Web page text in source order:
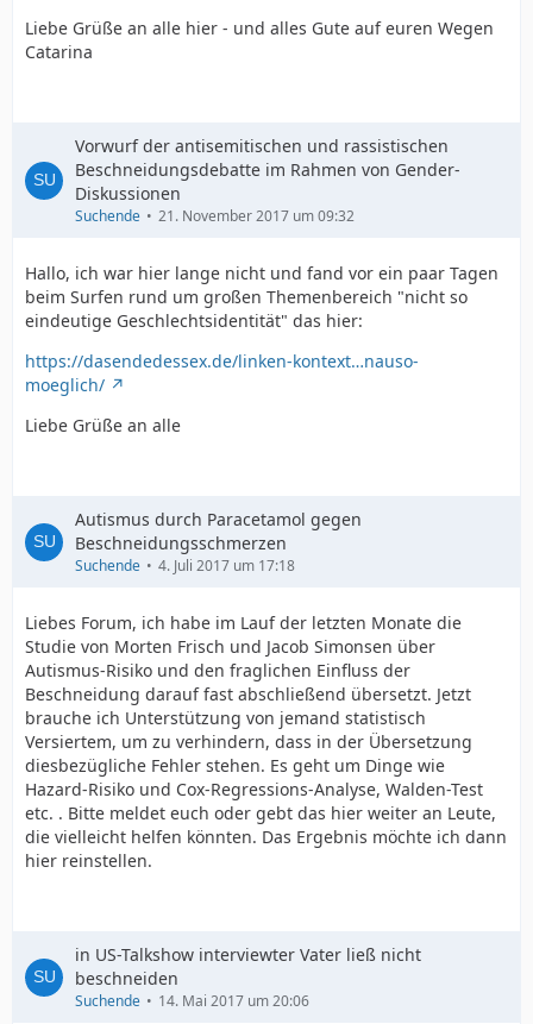
Liebe Grüße an alle hier - und alles Gute auf euren Wegen
Catarina
Vorwurf der antisemitischen und rassistischen
Beschneidungsdebatte im Rahmen von Gender-
Diskussionen
Suchende 21. November 2017 um 09:32
Hallo, ich war hier lange nicht und fand vor ein paar Tagen
beim Surfen rund um großen Themenbereich "nicht so
eindeutige Geschlechtsidentität" das hier:
https://dasendedessex.de/linken-kontext…nauso-
moeglich/
Liebe Grüße an alle
Autismus durch Paracetamol gegen
Beschneidungsschmerzen
Suchende 4. Juli 2017 um 17:18
Liebes Forum, ich habe im Lauf der letzten Monate die
Studie von Morten Frisch und Jacob Simonsen über
Autismus-Risiko und den fraglichen Einfluss der
Beschneidung darauf fast abschließend übersetzt. Jetzt
brauche ich Unterstützung von jemand statistisch
Versiertem, um zu verhindern, dass in der Übersetzung
diesbezügliche Fehler stehen. Es geht um Dinge wie
Hazard-Risiko und Cox-Regressions-Analyse, Walden-Test
etc. . Bitte meldet euch oder gebt das hier weiter an Leute,
die vielleicht helfen könnten. Das Ergebnis möchte ich dann
hier reinstellen.
in US-Talkshow interviewter Vater ließ nicht
beschneiden
Suchende 14. Mai 2017 um 20:06